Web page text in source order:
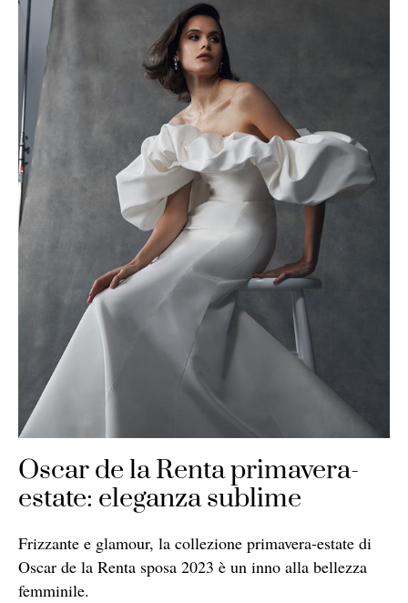
Oscar de la Renta primavera-
estate: eleganza sublime
Frizzante e glamour, la collezione primavera-estate di
Oscar de la Renta sposa 2023 è un inno alla bellezza
femminile.